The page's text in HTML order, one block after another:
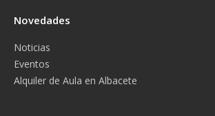
Novedades
Noticias
Eventos
Alquiler de Aula en Albacete